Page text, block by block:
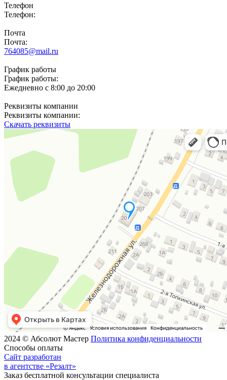
Телефон
Телефон:
Почта
Почта:
764085@mail.ru
График работы
График работы:
Ежедневно с 8:00 до 20:00
Реквизиты компании
Реквизиты компании:
Скачать реквизиты
2024 © Абсолют Мастер Политика конфиденциальности
Способы оплаты
Сайт разработан
в агентстве «Резалт»
Заказ бесплатной консультации специалиста